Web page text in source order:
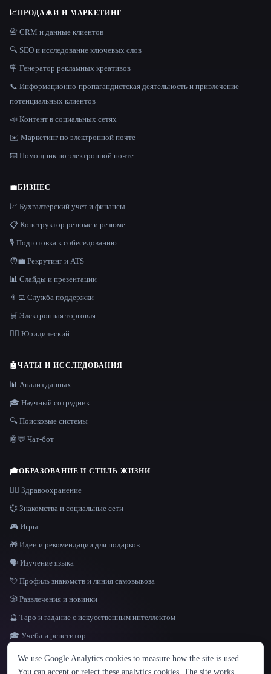
ЯЗЫК
English español Français Русский 简体中文
📈ПРОДАЖИ И МАРКЕТИНГ
📇 CRM и данные клиентов
🔍 SEO и исследование ключевых слов
🪧 Генератор рекламных креативов
📞 Информационно-пропагандистская деятельность и привлечение
потенциальных клиентов
📣 Контент в социальных сетях
✉️ Маркетинг по электронной почте
📧 Помощник по электронной почте
💼БИЗНЕС
📈 Бухгалтерский учет и финансы
📋 Конструктор резюме и резюме
🎙️ Подготовка к собеседованию
🧑‍💼 Рекрутинг и ATS
📊 Слайды и презентации
👨‍💻 Служба поддержки
🛒 Электронная торговля
👩‍⚖️ Юридический
🤖ЧАТЫ И ИССЛЕДОВАНИЯ
📊 Анализ данных
🎓 Научный сотрудник
🔍 Поисковые системы
🤖💬 Чат-бот
🎓ОБРАЗОВАНИЕ И СТИЛЬ ЖИЗНИ
👩‍⚕️ Здравоохранение
💞 Знакомства и социальные сети
🎮 Игры
🎁 Идеи и рекомендации для подарков
🗣️ Изучение языка
💘 Профиль знакомств и линия самовывоза
🎲 Развлечения и новинки
🔮 Таро и гадание с искусственным интеллектом
🎓 Учеба и репетитор
We use Google Analytics cookies to measure how the site is used.
You can accept or reject these analytics cookies. The site works